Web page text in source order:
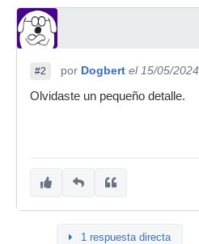
#2 por Dogbert el 15/05/2024
Olvidaste un pequeño detalle.
1 respuesta directa